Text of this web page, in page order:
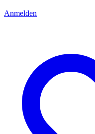
Anmelden